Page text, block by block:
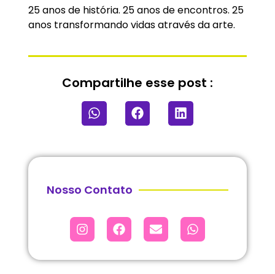
25 anos de história. 25 anos de encontros. 25
anos transformando vidas através da arte.
Compartilhe esse post :
Nosso Contato